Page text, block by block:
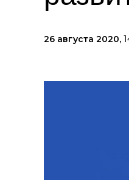
26 августа 2020,